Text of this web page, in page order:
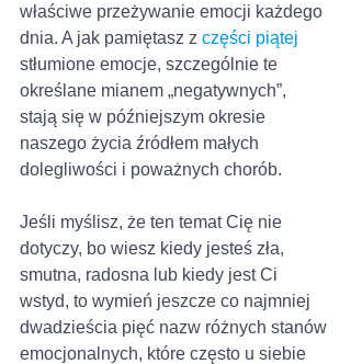
właściwe przeżywanie emocji każdego
dnia. A jak pamiętasz z części piątej
stłumione emocje, szczególnie te
określane mianem „negatywnych”,
stają się w późniejszym okresie
naszego życia źródłem małych
dolegliwości i poważnych chorób.
Jeśli myślisz, że ten temat Cię nie
dotyczy, bo wiesz kiedy jesteś zła,
smutna, radosna lub kiedy jest Ci
wstyd, to wymień jeszcze co najmniej
dwadzieścia pięć nazw różnych stanów
emocjonalnych, które często u siebie